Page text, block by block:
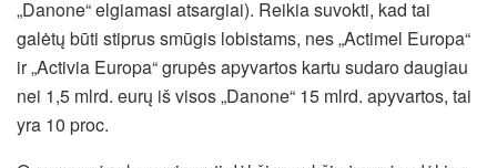
„Danone“ elgiamasi atsargiai). Reikia suvokti, kad tai
galėtų būti stiprus smūgis lobistams, nes „Actimel Europa“
ir „Activia Europa“ grupės apyvartos kartu sudaro daugiau
nei 1,5 mlrd. eurų iš visos „Danone“ 15 mlrd. apyvartos, tai
yra 10 proc.